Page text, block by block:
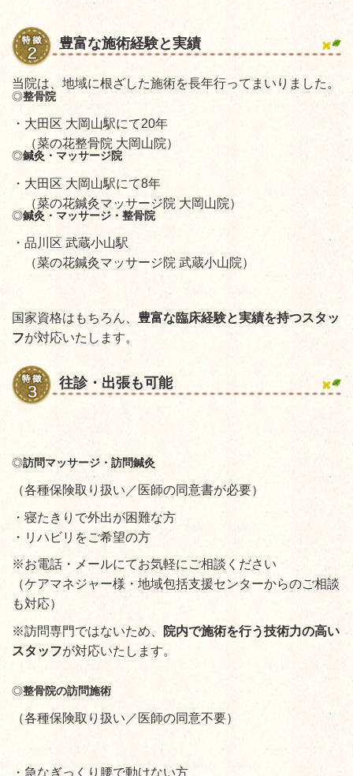
豊富な施術経験と実績
当院は、地域に根ざした施術を長年行ってまいりました。
◎整骨院
・大田区 大岡山駅にて20年
（菜の花整骨院 大岡山院）
◎鍼灸・マッサージ院
・大田区 大岡山駅にて8年
（菜の花鍼灸マッサージ院 大岡山院）
◎鍼灸・マッサージ・整骨院
・品川区 武蔵小山駅
（菜の花鍼灸マッサージ院 武蔵小山院）
国家資格はもちろん、 豊富な臨床経験と実績を持つスタッ
フが対応いたします。
往診・出張も可能
◎訪問マッサージ・訪問鍼灸
（各種保険取り扱い／医師の同意書が必要）
・寝たきりで外出が困難な方
・リハビリをご希望の方
※お電話・メールにてお気軽にご相談ください
（ケアマネジャー様・地域包括支援センターからのご相談
も対応）
※訪問専門ではないため、
院内で施術を行う技術力の高い
スタッフが対応いたします。
◎整骨院の訪問施術
（各種保険取り扱い／医師の同意不要）
・急なぎっくり腰で動けない方